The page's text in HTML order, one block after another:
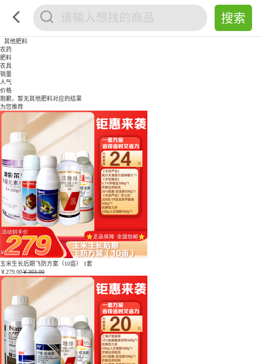
其他肥料
农药
肥料
农具
销量
人气
价格
抱歉，暂无其他肥料对应的结果
为您推荐
玉米生长后期飞防方案（10亩） 1套
￥279.00￥303.00